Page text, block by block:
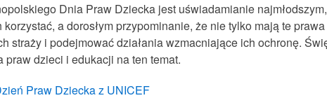
Dnia Praw Dziecka jest uświadamianie
a dorosłym przypominanie, że nie tylko mają te
straży i podejmować działania wzmacniające ich ochronę.
dzieci i edukacji na ten temat.
Praw Dziecka z UNICEF